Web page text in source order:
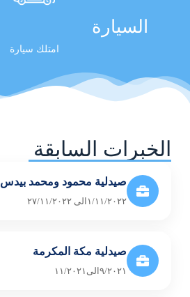
السيارة
امتلك سيارة
الخبرات السابقة
صيدلية محمود ومحمد بيدس
١/١١/٢٠٢٢الى ٢٧/١١/٢٠٢٢
صيدلية مكة المكرمة
٩/٢٠٢١الى١١/٢٠٢١